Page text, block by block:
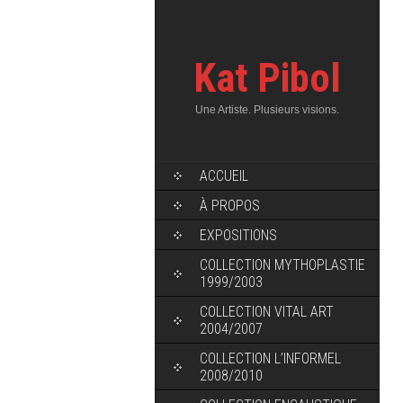
Kat Pibol
Une Artiste. Plusieurs visions.
ACCUEIL
À PROPOS
EXPOSITIONS
COLLECTION MYTHOPLASTIE
1999/2003
COLLECTION VITAL ART
2004/2007
COLLECTION L’INFORMEL
2008/2010